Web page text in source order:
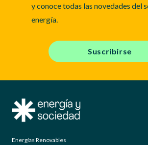
y conoce todas las novedades del
energía.
Suscribirse
Energías Renovables